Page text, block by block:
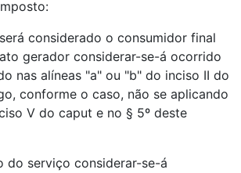
considerado o consumidor final
gerador considerar-se-á ocorrido
nas alíneas "a" ou "b" do inciso II do
conforme o caso, não se aplicando
V do caput e no § 5º deste
do serviço considerar-se-á